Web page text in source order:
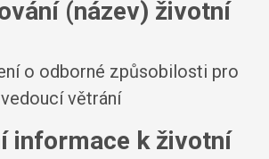
(název) životní
o odborné způsobilosti pro
větrání
informace k životní